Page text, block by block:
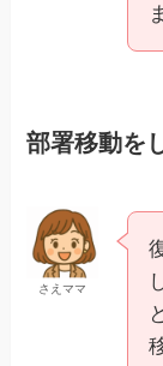
部署移動を
さえママ